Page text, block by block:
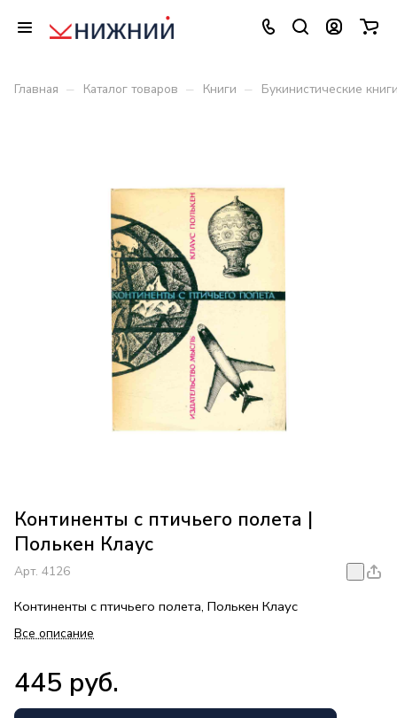
Главная – Каталог товаров – Книги – Букинистические
Континенты с птичьего полета |
Полькен Клаус
Арт. 4126
Континенты с птичьего полета, Полькен Клаус
Все описание
445 руб.